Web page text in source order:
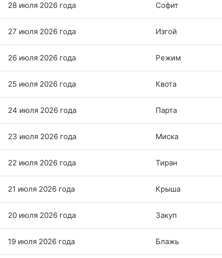
28 июля 2026 года Софит
27 июля 2026 года Изгой
26 июля 2026 года Режим
25 июля 2026 года Квота
24 июля 2026 года Парта
23 июля 2026 года Миска
22 июля 2026 года Тиран
21 июля 2026 года Крыша
20 июля 2026 года Закуп
19 июля 2026 года Блажь